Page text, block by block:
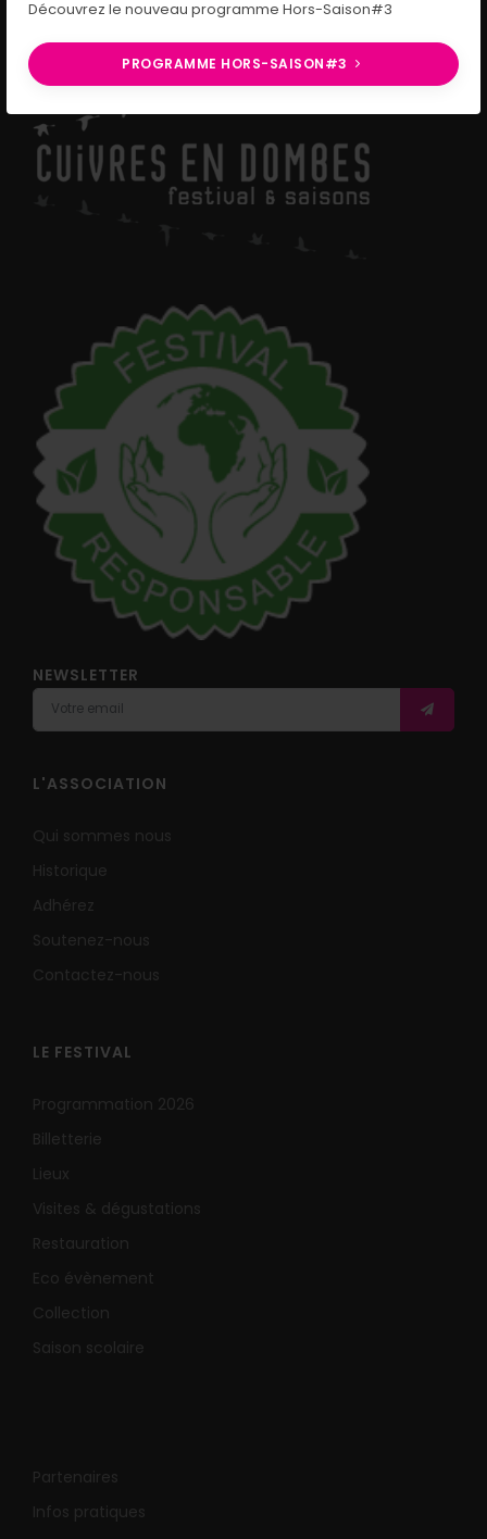
Découvrez le nouveau programme Hors-Saison#3
PROGRAMME HORS-SAISON#3
NEWSLETTER
L'ASSOCIATION
Qui sommes nous
Historique
Adhérez
Soutenez-nous
Contactez-nous
LE FESTIVAL
Programmation 2026
Billetterie
Lieux
Visites & dégustations
Restauration
Eco évènement
Collection
Saison scolaire
Partenaires
Infos pratiques